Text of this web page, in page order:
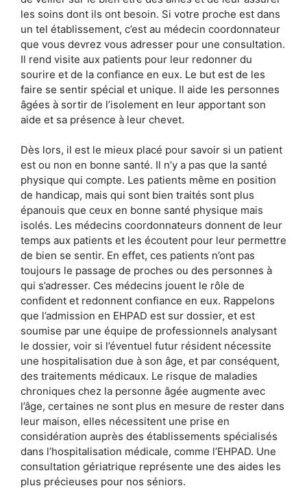
les soins dont ils ont besoin. Si votre proche est dans
un tel établissement, c’est au médecin coordonnateur
que vous devrez vous adresser pour une consultation.
Il rend visite aux patients pour leur redonner du
sourire et de la confiance en eux. Le but est de les
faire se sentir spécial et unique. Il aide les personnes
âgées à sortir de l’isolement en leur apportant son
aide et sa présence à leur chevet.
Dès lors, il est le mieux placé pour savoir si un patient
est ou non en bonne santé. Il n’y a pas que la santé
physique qui compte. Les patients même en position
de handicap, mais qui sont bien traités sont plus
épanouis que ceux en bonne santé physique mais
isolés. Les médecins coordonnateurs donnent de leur
temps aux patients et les écoutent pour leur permettre
de bien se sentir. En effet, ces patients n’ont pas
toujours le passage de proches ou des personnes à
qui s’adresser. Ces médecins jouent le rôle de
confident et redonnent confiance en eux. Rappelons
que l’admission en EHPAD est sur dossier, et est
soumise par une équipe de professionnels analysant
le dossier, voir si l’éventuel futur résident nécessite
une hospitalisation due à son âge, et par conséquent,
des traitements médicaux. Le risque de maladies
chroniques chez la personne âgée augmente avec
l’âge, certaines ne sont plus en mesure de rester dans
leur maison, elles nécessitent une prise en
considération auprès des établissements spécialisés
dans l’hospitalisation médicale, comme l’EHPAD. Une
consultation gériatrique représente une des aides les
plus précieuses pour nos séniors.